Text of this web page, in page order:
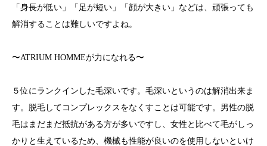
「身長が低い」「足が短い」「顔が大きい」などは、頑張っても
解消することは難しいですよね。
〜ATRIUM HOMMEが力になれる〜
５位にランクインした毛深いです。毛深いというのは解消出来ま
す。脱毛してコンプレックスをなくすことは可能です。男性の脱
毛はまだまだ抵抗がある方が多いですし、女性と比べて毛がしっ
かりと生えているため、機械も性能が良いのを使用しないといけ